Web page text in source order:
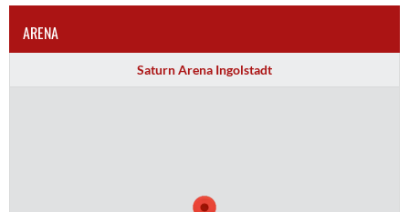
ARENA
Saturn Arena Ingolstadt